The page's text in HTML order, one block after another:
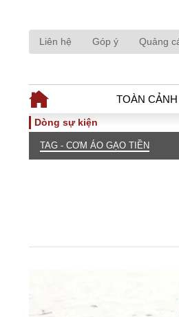
Liên hệ Góp ý Quảng
TOÀN CẢNH
TOÀN CẢNH
Thế giới
Dòng sự kiện
TAG - CƠM ÁO GẠO TIỀN